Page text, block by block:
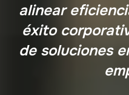
alinear
éxito
de soluciones